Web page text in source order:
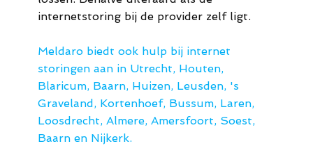
internetstoring bij de provider zelf ligt.
Meldaro biedt ook hulp bij internet
storingen aan in Utrecht, Houten,
Blaricum, Baarn, Huizen, Leusden, 's
Graveland, Kortenhoef, Bussum, Laren,
Loosdrecht, Almere, Amersfoort, Soest,
Baarn en Nijkerk.